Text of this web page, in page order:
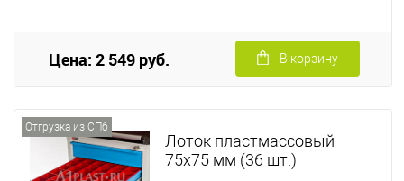
Цена: 2 549 руб. В корзину
Отгрузка из СПб
Лоток пластмассовый
75х75 мм (36 шт.)